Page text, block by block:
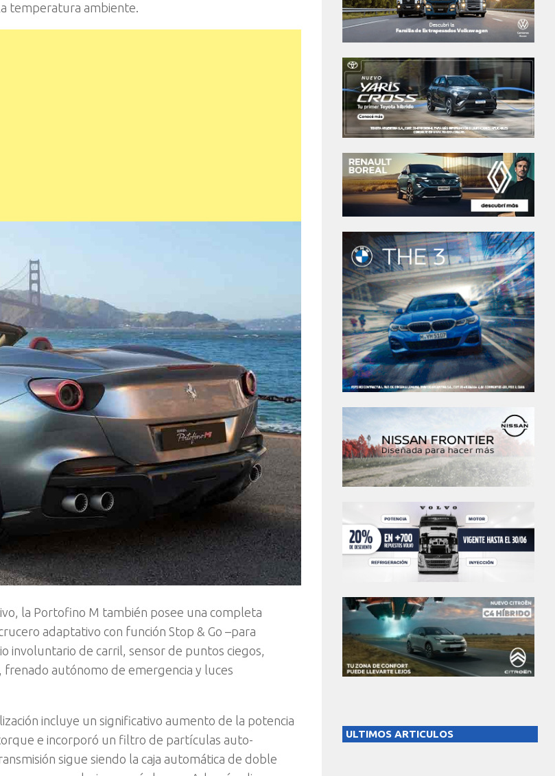
temperatura ambiente.
la Portofino M también posee una completa
adaptativo con función Stop & Go –para
involuntario de carril, sensor de puntos ciegos,
autónomo de emergencia y luces
incluye un significativo aumento de la potencia
e incorporó un filtro de partículas auto-
sigue siendo la caja automática de doble
ULTIMOS ARTICULOS